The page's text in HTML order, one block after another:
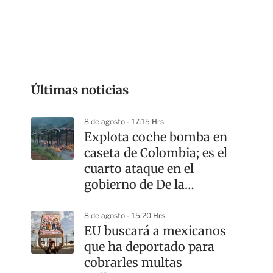
Últimas noticias
8 de agosto - 17:15 Hrs
Explota coche bomba en
caseta de Colombia; es el
cuarto ataque en el
gobierno de De la
8 de agosto - 15:20 Hrs
EU buscará a mexicanos
que ha deportado para
cobrarles multas